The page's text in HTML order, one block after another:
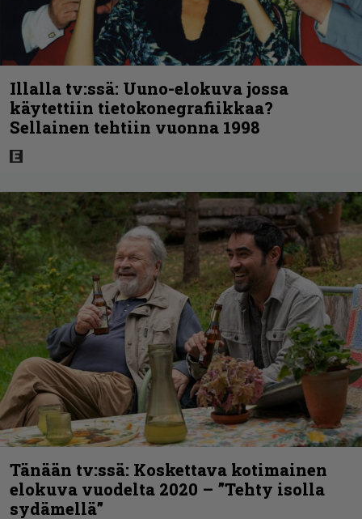
Illalla tv:ssä: Uuno-elokuva jossa
käytettiin tietokonegrafiikkaa?
Sellainen tehtiin vuonna 1998
Tänään tv:ssä: Koskettava kotimainen
elokuva vuodelta 2020 – ”Tehty isolla
sydämellä”